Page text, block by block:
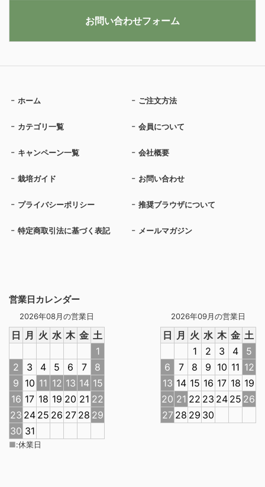
営業日カレンダー
2026年08月の営業日
日 月 火 水 木 金 土
1
2
3 4 5 6 7
8
9 10 11 12 13 14 15
16 17 18 19 20 21 22
23 24 25 26 27 28 29
30 31
2026年09月の営業日
日 月 火 水 木 金 土
1
2 3 4
5
6
7 8 9 10 11 12
13 14 15 16 17 18 19
20 21 22 23 24 25 26
27 28 29 30
■:休業日
ホーム ご注文方法
カテゴリ一覧 会員について
キャンペーン一覧 会社概要
栽培ガイド お問い合わせ
プライバシーポリシー 推奨ブラウザについて
特定商取引法に基づく表記 メールマガジン
お問い合わせフォーム